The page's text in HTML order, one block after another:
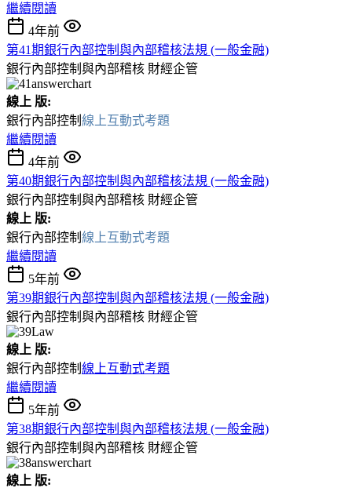
繼續閱讀
4年前
第41期銀行內部控制與內部稽核法規 (一般金融)
銀行內部控制與內部稽核 財經企管
線上 版:
銀行內部控制 線上互動式考題
繼續閱讀
4年前
第40期銀行內部控制與內部稽核法規 (一般金融)
銀行內部控制與內部稽核 財經企管
線上 版:
銀行內部控制 線上互動式考題
繼續閱讀
5年前
第39期銀行內部控制與內部稽核法規 (一般金融)
銀行內部控制與內部稽核 財經企管
線上 版:
銀行內部控制 線上互動式考題
繼續閱讀
5年前
第38期銀行內部控制與內部稽核法規 (一般金融)
銀行內部控制與內部稽核 財經企管
線上 版: